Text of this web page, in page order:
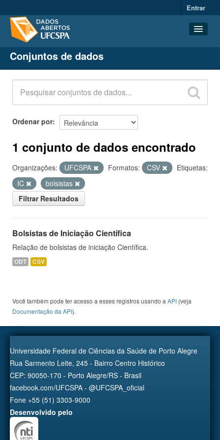
Entrar
Conjuntos de dados
Organizações
Grupos
Sobre
Conjuntos de dados
Ordenar por
1 conjunto de dados encontrado
Organizações: UFCSPA Formatos: CSV
Etiquetas:
IC
bolsistas
Filtrar Resultados
Bolsistas de Iniciação Científica
Relação de bolsistas de iniciação Científica.
ODT CSV
Você também pode ter acesso a esses registros usando a API (veja
Documentação da API).
Universidade Federal de Ciências da Saúde de Porto Alegre
Rua Sarmento Leite, 245 - Bairro Centro Histórico
CEP: 90050-170 - Porto Alegre/RS - Brasil
facebook.com/UFCSPA - @UFCSPA_oficial
Fone +55 (51) 3303-9000
Desenvolvido pelo